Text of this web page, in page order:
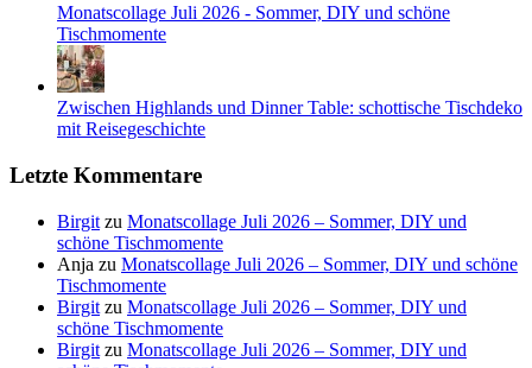
Monatscollage Juli 2026 - Sommer, DIY und schöne
Tischmomente
Zwischen Highlands und Dinner Table: schottische Tischdeko
mit Reisegeschichte
Letzte Kommentare
Birgit zu Monatscollage Juli 2026 – Sommer, DIY und
schöne Tischmomente
Anja zu Monatscollage Juli 2026 – Sommer, DIY und schöne
Tischmomente
Birgit zu Monatscollage Juli 2026 – Sommer, DIY und
schöne Tischmomente
Birgit zu Monatscollage Juli 2026 – Sommer, DIY und